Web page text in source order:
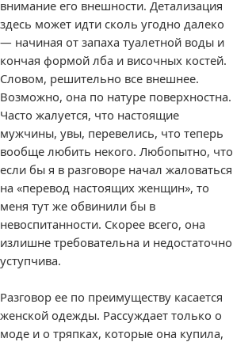
внимание его внешности. Детализация
здесь может идти сколь угодно далеко
— начиная от запаха туалетной воды и
кончая формой лба и височных костей.
Словом, решительно все внешнее.
Возможно, она по натуре поверхностна.
Часто жалуется, что настоящие
мужчины, увы, перевелись, что теперь
вообще любить некого. Любопытно, что
если бы я в разговоре начал жаловаться
на «перевод настоящих женщин», то
меня тут же обвинили бы в
невоспитанности. Скорее всего, она
излишне требовательна и недостаточно
уступчива.
Разговор ее по преимуществу касается
женской одежды. Рассуждает только о
моде и о тряпках, которые она купила,